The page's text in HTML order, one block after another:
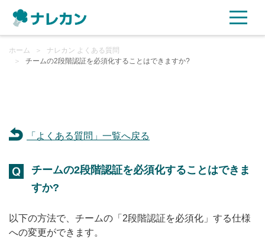
ご利用プラン
充実サポート
よくある質問
ホーム ＞
ナレカン よくある質問
＞
チームの2段階認証を必須化することはできますか?
「よくある質問」一覧へ戻る
チームの2段階認証を必須化することはできま
すか?
以下の方法で、チームの「2段階認証を必須化」する仕様
への変更ができます。